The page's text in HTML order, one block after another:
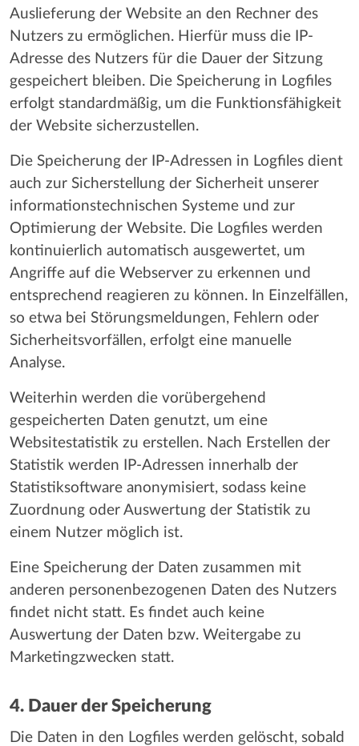
Auslieferung der Website an den Rechner des
Nutzers zu ermöglichen. Hierfür muss die IP-
Adresse des Nutzers für die Dauer der Sitzung
gespeichert bleiben. Die Speicherung in Logfiles
erfolgt standardmäßig, um die Funktionsfähigkeit
der Website sicherzustellen.
Die Speicherung der IP-Adressen in Logfiles dient
auch zur Sicherstellung der Sicherheit unserer
informationstechnischen Systeme und zur
Optimierung der Website. Die Logfiles werden
kontinuierlich automatisch ausgewertet, um
Angriffe auf die Webserver zu erkennen und
entsprechend reagieren zu können. In Einzelfällen,
so etwa bei Störungsmeldungen, Fehlern oder
Sicherheitsvorfällen, erfolgt eine manuelle
Analyse.
Weiterhin werden die vorübergehend
gespeicherten Daten genutzt, um eine
Websitestatistik zu erstellen. Nach Erstellen der
Statistik werden IP-Adressen innerhalb der
Statistiksoftware anonymisiert, sodass keine
Zuordnung oder Auswertung der Statistik zu
einem Nutzer möglich ist.
Eine Speicherung der Daten zusammen mit
anderen personenbezogenen Daten des Nutzers
findet nicht statt. Es findet auch keine
Auswertung der Daten bzw. Weitergabe zu
Marketingzwecken statt.
4. Dauer der Speicherung
Die Daten in den Logfiles werden gelöscht, sobald